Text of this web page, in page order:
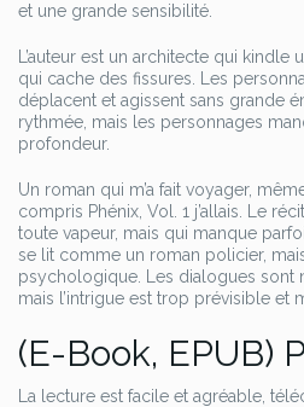
et une grande sensibilité.
L’auteur est un architecte qui
qui cache des fissures. Les
déplacent et agissent sans grande
rythmée, mais les personnages
profondeur.
Un roman qui m’a fait voyager,
compris Phénix, Vol. 1 j’allais. Le
toute vapeur, mais qui manque
se lit comme un roman policier,
psychologique. Les dialogues sont
mais l’intrigue est trop prévisible et
(E-Book, EPUB)
La lecture est facile et agréable,